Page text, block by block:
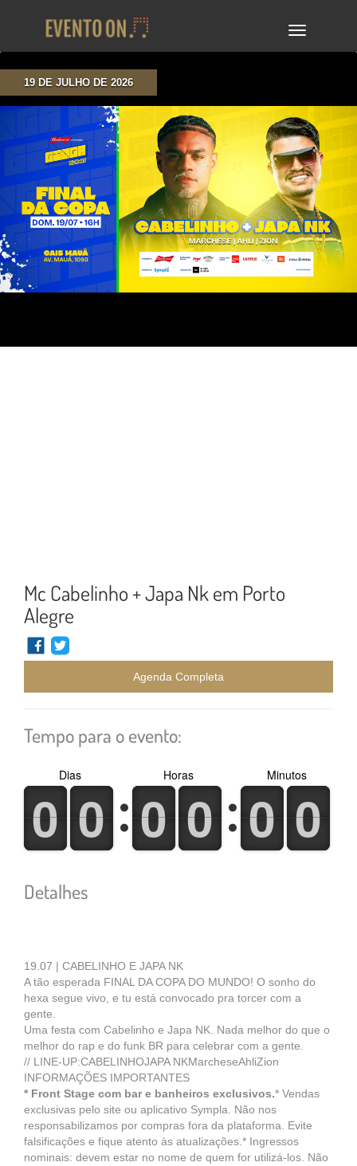
TOGGLE
19 DE JULHO DE 2026
Mc Cabelinho + Japa Nk em Porto
Alegre
Agenda Completa
Tempo para o evento:
0
0
1
1 0
0
1
1
Dias
0
0
1
1 0
0
1
1
Horas
0
0
1
1 0
0
1
1
Minutos
Detalhes
19.07 | CABELINHO E JAPA NK
A tão esperada FINAL DA COPA DO MUNDO! O sonho do
hexa segue vivo, e tu está convocado pra torcer com a
gente.
Uma festa com Cabelinho e Japa NK. Nada melhor do que o
melhor do rap e do funk BR para celebrar com a gente.
// LINE-UP:CABELINHOJAPA NKMarcheseAhliZion
INFORMAÇÕES IMPORTANTES
* Front Stage com bar e banheiros exclusivos.* Vendas
exclusivas pelo site ou aplicativo Sympla. Não nos
responsabilizamos por compras fora da plataforma. Evite
falsificações e fique atento às atualizações.* Ingressos
nominais: devem estar no nome de quem for utilizá-los. Não